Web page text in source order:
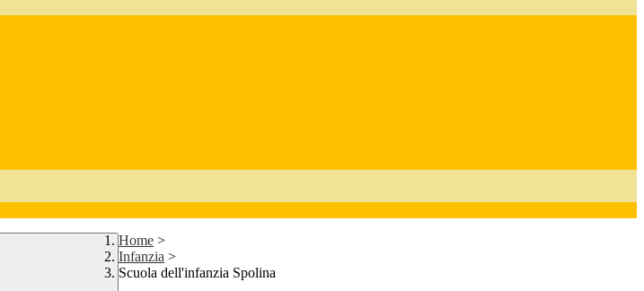
Home >
Infanzia >
Scuola dell'infanzia Spolina